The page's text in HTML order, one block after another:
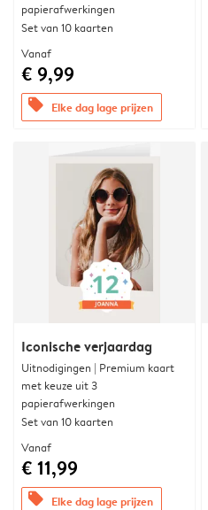
papierafwerkingen
Set van 10 kaarten
Vanaf
€ 9,99
offers Elke dag lage prijzen
Iconische verjaardag
Uitnodigingen | Premium kaart
met keuze uit 3
papierafwerkingen
Set van 10 kaarten
Vanaf
€ 11,99
offers Elke dag lage prijzen